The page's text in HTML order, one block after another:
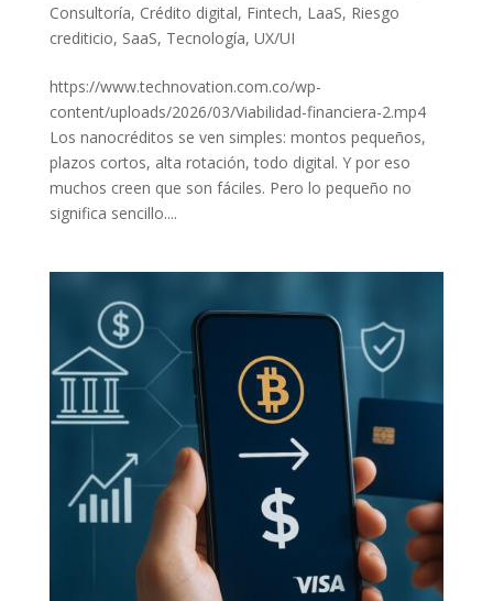
Consultoría, Crédito digital, Fintech, LaaS, Riesgo
crediticio, SaaS, Tecnología, UX/UI
https://www.technovation.com.co/wp-
content/uploads/2026/03/Viabilidad-financiera-2.mp4
Los nanocréditos se ven simples: montos pequeños,
plazos cortos, alta rotación, todo digital. Y por eso
muchos creen que son fáciles. Pero lo pequeño no
significa sencillo....